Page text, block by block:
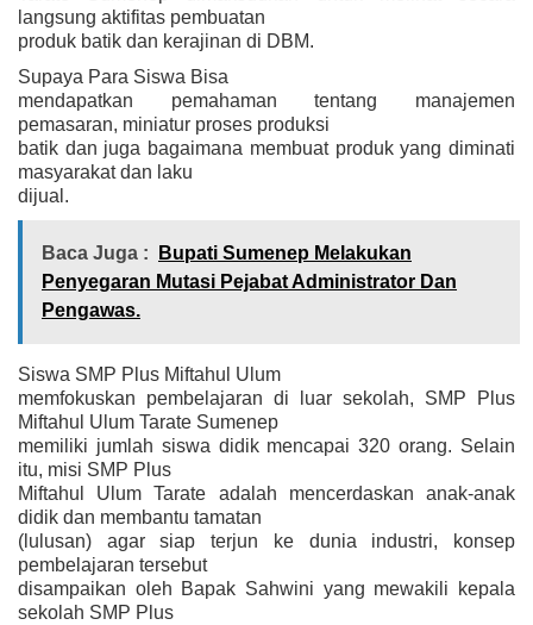
langsung aktifitas pembuatan
produk batik dan kerajinan di DBM.
Supaya Para Siswa Bisa
mendapatkan pemahaman tentang manajemen
pemasaran, miniatur proses produksi
batik dan juga bagaimana membuat produk yang diminati
masyarakat dan laku
dijual.
Baca Juga :
Bupati Sumenep Melakukan
Penyegaran Mutasi Pejabat Administrator Dan
Pengawas.
Siswa SMP Plus Miftahul Ulum
memfokuskan pembelajaran di luar sekolah, SMP Plus
Miftahul Ulum Tarate Sumenep
memiliki jumlah siswa didik mencapai 320 orang. Selain
itu, misi SMP Plus
Miftahul Ulum Tarate adalah mencerdaskan anak-anak
didik dan membantu tamatan
(lulusan) agar siap terjun ke dunia industri, konsep
pembelajaran tersebut
disampaikan oleh Bapak Sahwini yang mewakili kepala
sekolah SMP Plus